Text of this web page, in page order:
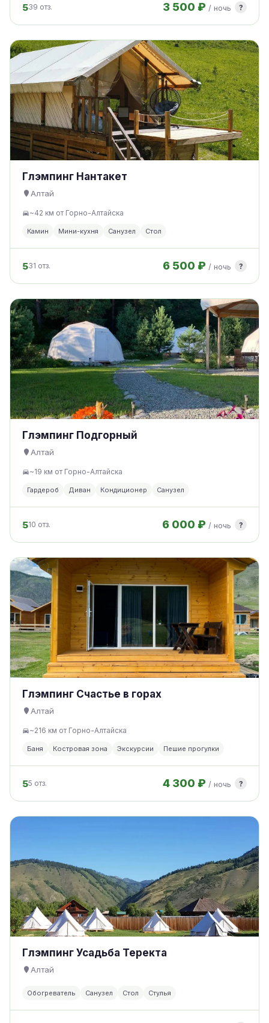
539 отз. 3 500 ₽ / ночь ?
Глэмпинг Нантакет
Алтай
~42 км от Горно-Алтайска
Камин Мини-кухня Санузел Стол
531 отз. 6 500 ₽ / ночь ?
Глэмпинг Подгорный
Алтай
~19 км от Горно-Алтайска
Гардероб Диван Кондиционер Санузел
510 отз. 6 000 ₽ / ночь ?
Глэмпинг Счастье в горах
Алтай
~216 км от Горно-Алтайска
Баня Костровая зона Экскурсии Пешие прогулки
55 отз. 4 300 ₽ / ночь ?
Глэмпинг Усадьба Теректа
Алтай
Обогреватель Санузел Стол Стулья